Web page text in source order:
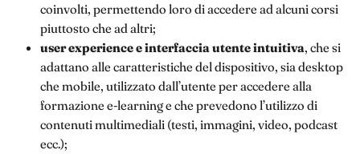
coinvolti, permettendo loro di accedere ad alcuni corsi
piuttosto che ad altri;
user experience e interfaccia utente intuitiva, che si
adattano alle caratteristiche del dispositivo, sia desktop
che mobile, utilizzato dall’utente per accedere alla
formazione e-learning e che prevedono l’utilizzo di
contenuti multimediali (testi, immagini, video, podcast
ecc.);